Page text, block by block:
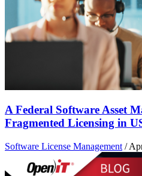
A Federal Software Asset
Fragmented Licensing in
Software License Management /